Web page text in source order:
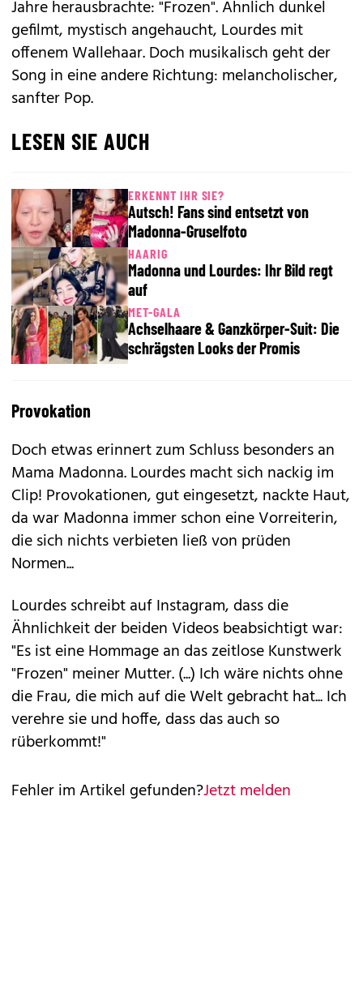
Jahre herausbrachte: "Frozen". Ähnlich dunkel
gefilmt, mystisch angehaucht, Lourdes mit
offenem Wallehaar. Doch musikalisch geht der
Song in eine andere Richtung: melancholischer,
sanfter Pop.
LESEN SIE AUCH
ERKENNT IHR SIE?
Autsch! Fans sind entsetzt von
Madonna-Gruselfoto
HAARIG
Madonna und Lourdes: Ihr Bild regt
auf
MET-GALA
Achselhaare & Ganzkörper-Suit: Die
schrägsten Looks der Promis
Provokation
Doch etwas erinnert zum Schluss besonders an
Mama Madonna. Lourdes macht sich nackig im
Clip! Provokationen, gut eingesetzt, nackte Haut,
da war Madonna immer schon eine Vorreiterin,
die sich nichts verbieten ließ von prüden
Normen...
Lourdes schreibt auf Instagram, dass die
Ähnlichkeit der beiden Videos beabsichtigt war:
"Es ist eine Hommage an das zeitlose Kunstwerk
"Frozen" meiner Mutter. (...) Ich wäre nichts ohne
die Frau, die mich auf die Welt gebracht hat... Ich
verehre sie und hoffe, dass das auch so
rüberkommt!"
Fehler im Artikel gefunden?Jetzt melden